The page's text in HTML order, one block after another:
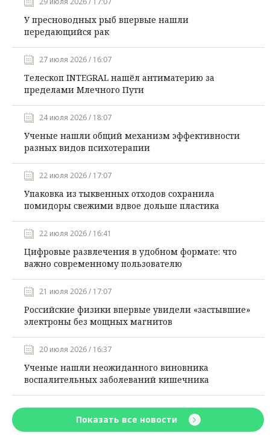
У пресноводных рыб впервые нашли
передающийся рак
27 июля 2026 / 16:07
Телескоп INTEGRAL нашёл антиматерию за
пределами Млечного Пути
24 июля 2026 / 18:07
Ученые нашли общий механизм эффективности
разных видов психотерапии
22 июля 2026 / 17:07
Упаковка из тыквенных отходов сохранила
помидоры свежими вдвое дольше пластика
22 июля 2026 / 16:41
Цифровые развлечения в удобном формате: что
важно современному пользователю
21 июля 2026 / 17:07
Российские физики впервые увидели «застывшие»
электроны без мощных магнитов
20 июля 2026 / 16:37
Ученые нашли неожиданного виновника
воспалительных заболеваний кишечника
Показать все новости